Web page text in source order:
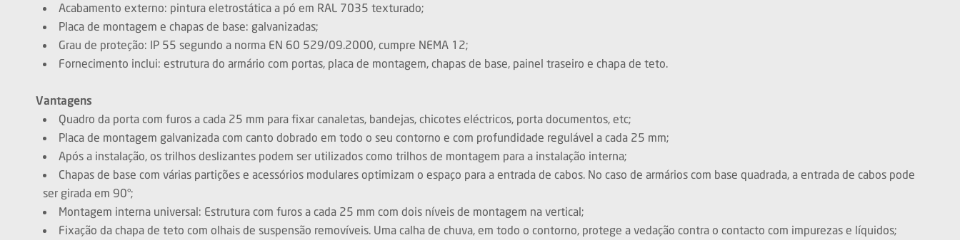
Acabamento externo: pintura eletrostática a pó em RAL 7035 texturado;
Placa de montagem e chapas de base: galvanizadas;
Grau de proteção: IP 55 segundo a norma EN 60 529/09.2000, cumpre NEMA 12;
Fornecimento inclui: estrutura do armário com portas, placa de montagem, chapas de base, painel traseiro e chapa de teto.
Vantagens
Quadro da porta com furos a cada 25 mm para fixar canaletas, bandejas, chicotes eléctricos, porta documentos, etc;
Placa de montagem galvanizada com canto dobrado em todo o seu contorno e com profundidade regulável a cada 25 mm;
Após a instalação, os trilhos deslizantes podem ser utilizados como trilhos de montagem para a instalação interna;
Chapas de base com várias partições e acessórios modulares optimizam o espaço para a entrada de cabos. No caso de armários com base quadrada, a entrada de cabos pode
ser girada em 90°;
Montagem interna universal: Estrutura com furos a cada 25 mm com dois níveis de montagem na vertical;
Fixação da chapa de teto com olhais de suspensão removíveis. Uma calha de chuva, em todo o contorno, protege a vedação contra o contacto com impurezas e líquidos;